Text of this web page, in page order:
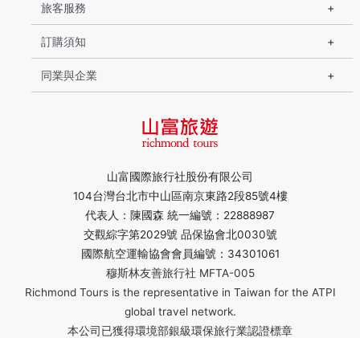
山富國際旅行社股份有限公司
104台灣台北市中山區南京東路2段85號4樓
代表人：陳國森 統一編號：22888987
交觀綜字第2029號 品保協會北0030號
國際航空運輸協會會員編號：34301061
穆斯林友善旅行社 MFTA-005
Richmond Tours is the representative in Taiwan for the ATPI
global travel network.
本公司已獲得環境部銀級環保旅行業認證標章
旅客服務
訂購須知
同業與企業